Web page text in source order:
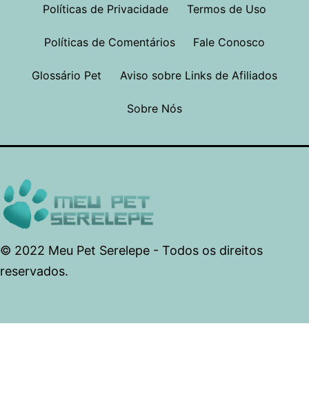
Políticas de Privacidade Termos de Uso
Políticas de Comentários Fale Conosco
Glossário Pet Aviso sobre Links de Afiliados
Sobre Nós
© 2022 Meu Pet Serelepe - Todos os direitos
reservados.